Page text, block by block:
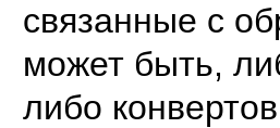
связанные с
может быть,
либо